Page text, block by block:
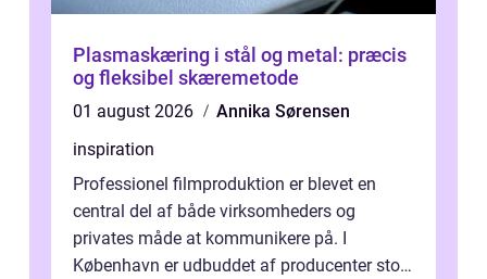
Plasmaskæring i stål og metal: præcis
og fleksibel skæremetode
01 august 2026
Annika Sørensen
inspiration
Professionel filmproduktion er blevet en
central del af både virksomheders og
privates måde at kommunikere på. I
København er udbuddet af producenter stort,